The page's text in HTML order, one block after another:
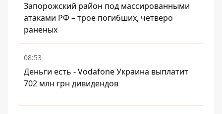
Запорожский район под массированными
атаками РФ – трое погибших, четверо
раненых
08:53
Деньги есть - Vodafone Украина выплатит
702 млн грн дивидендов